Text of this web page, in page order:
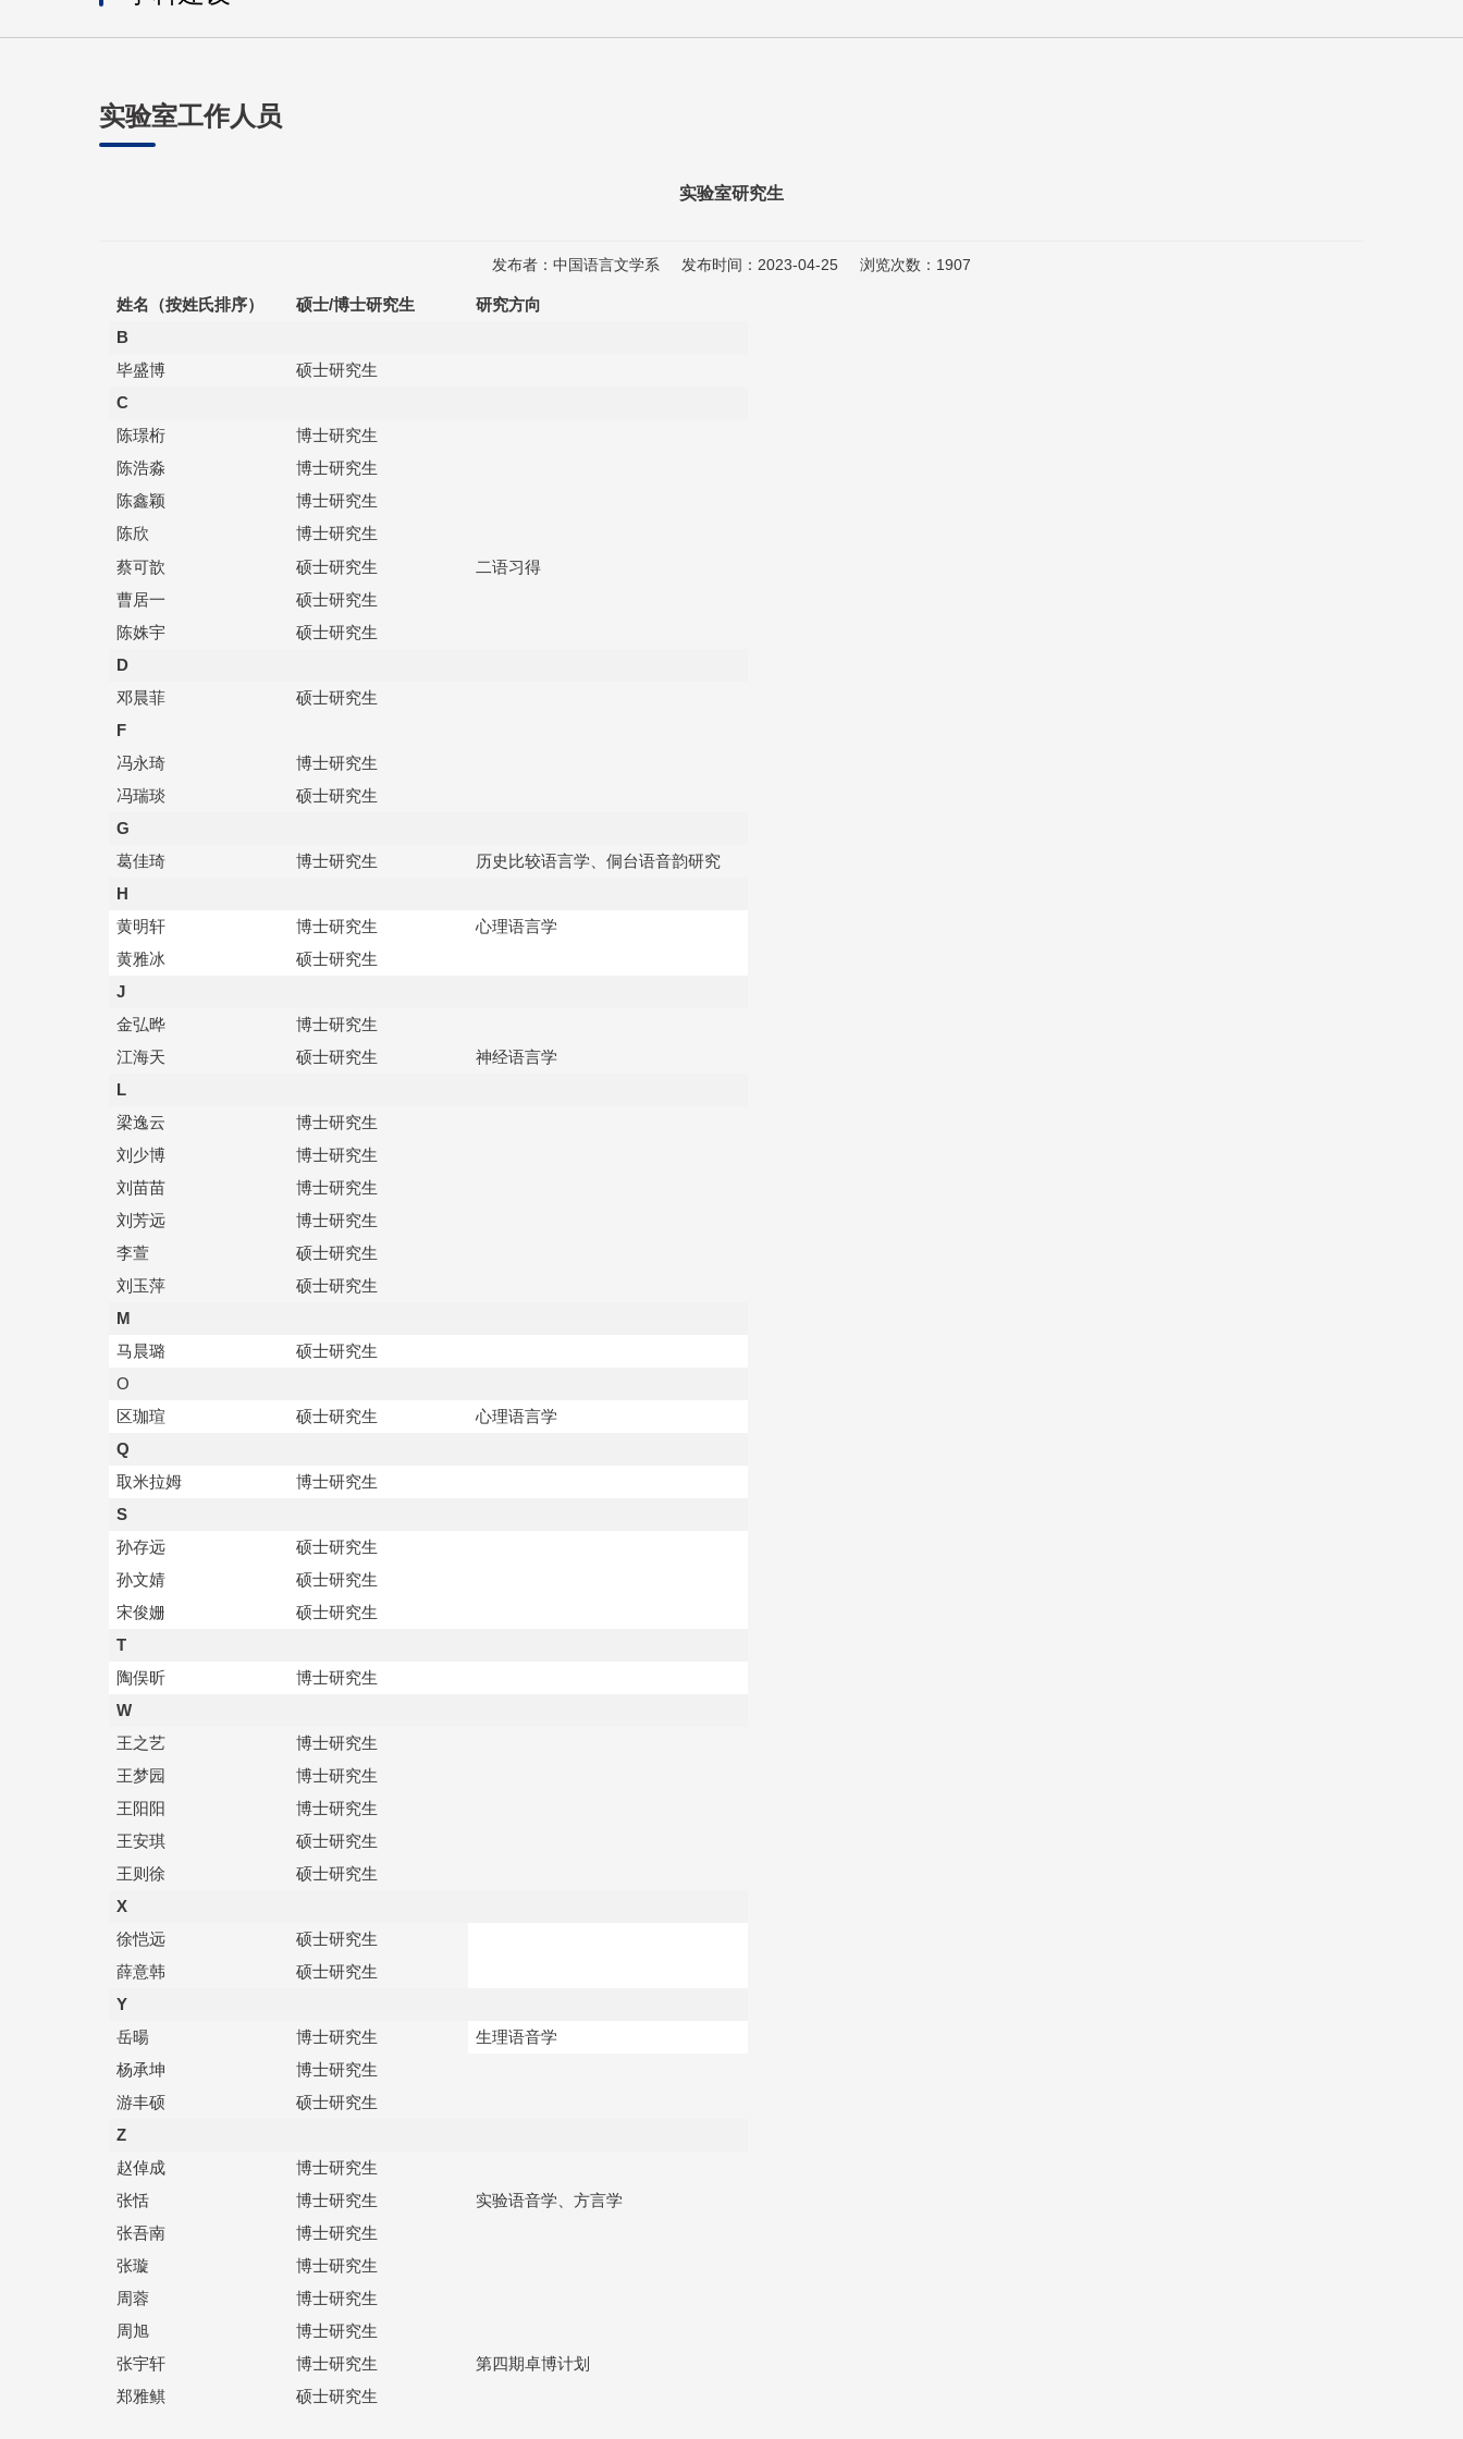
实验室工作人员
实验室研究生
发布者：中国语言文学系 发布时间：2023-04-25 浏览次数： 1907
姓名（按姓氏排序） 硕士/博士研究生
研究方向
B
毕盛博
硕士研究生
C
陈璟桁
博士研究生
陈浩淼
博士研究生
陈鑫颖
博士研究生
陈欣
博士研究生
蔡可歆
硕士研究生
二语习得
曹居一
硕士研究生
陈姝宇
硕士研究生
D
邓晨菲
硕士研究生
F
冯永琦
冯瑞琰
博士研究生
硕士研究生
G
葛佳琦
博士研究生
历史比较语言学、侗台语音韵研究
H
黄明轩
博士研究生
心理语言学
黄雅冰
硕士研究生
J
金弘晔
博士研究生
江海天
硕士研究生
神经语言学
L
梁逸云
博士研究生
刘少博
博士研究生
刘苗苗
刘芳远
李萱
刘玉萍
博士研究生
博士研究生
硕士研究生
硕士研究生
M
马晨璐
硕士研究生
O
区珈瑄
硕士研究生
心理语言学
Q
取米拉姆
博士研究生
S
孙存远
硕士研究生
孙文婧
硕士研究生
宋俊姗
硕士研究生
T
陶俣昕
博士研究生
W
王之艺
博士研究生
王梦园
博士研究生
王阳阳
博士研究生
王安琪
硕士研究生
王则徐
硕士研究生
X
徐恺远
硕士研究生
薛意韩
硕士研究生
Y
岳暘
博士研究生
生理语音学
杨承坤
博士研究生
游丰硕
硕士研究生
Z
赵倬成
博士研究生
张恬
博士研究生
实验语音学、方言学
张吾南
博士研究生
张璇
博士研究生
周蓉
博士研究生
周旭
博士研究生
张宇轩
博士研究生
第四期卓博计划
郑雅鲯
硕士研究生